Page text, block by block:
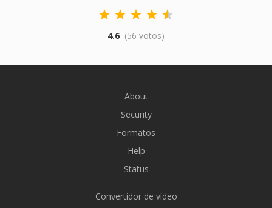
4.6 (56 votos)
About
Security
Formatos
Help
Status
Convertidor de vídeo